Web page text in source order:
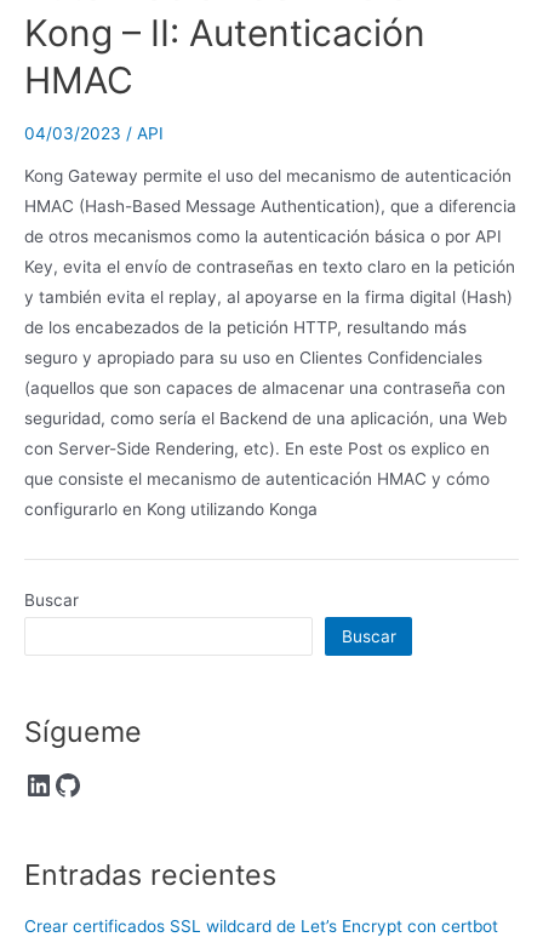
Kong – II: Autenticación
HMAC
04/03/2023 / API
Kong Gateway permite el uso del mecanismo de autenticación
HMAC (Hash-Based Message Authentication), que a diferencia
de otros mecanismos como la autenticación básica o por API
Key, evita el envío de contraseñas en texto claro en la petición
y también evita el replay, al apoyarse en la firma digital (Hash)
de los encabezados de la petición HTTP, resultando más
seguro y apropiado para su uso en Clientes Confidenciales
(aquellos que son capaces de almacenar una contraseña con
seguridad, como sería el Backend de una aplicación, una Web
con Server-Side Rendering, etc). En este Post os explico en
que consiste el mecanismo de autenticación HMAC y cómo
configurarlo en Kong utilizando Konga
Buscar
Buscar
Sígueme
LinkedIn GitHub
Entradas recientes
Crear certificados SSL wildcard de Let’s Encrypt con certbot